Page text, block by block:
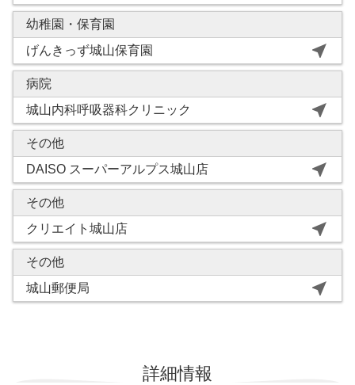
幼稚園・保育園
げんきっず城山保育園
near_me
病院
城山内科呼吸器科クリニック
near_me
その他
DAISO スーパーアルプス城山店
near_me
その他
クリエイト城山店
near_me
その他
城山郵便局
near_me
詳細情報